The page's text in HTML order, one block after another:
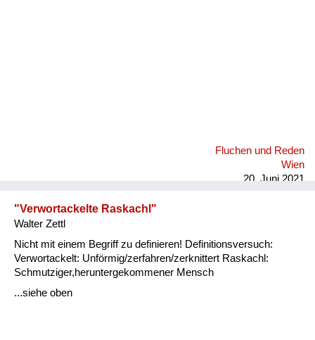
Fluchen und Reden
Wien
20. Juni 2021
"Verwortackelte Raskachl"
Walter Zettl
Nicht mit einem Begriff zu definieren! Definitionsversuch:
Verwortackelt: Unförmig/zerfahren/zerknittert Raskachl:
Schmutziger,heruntergekommener Mensch
...siehe oben